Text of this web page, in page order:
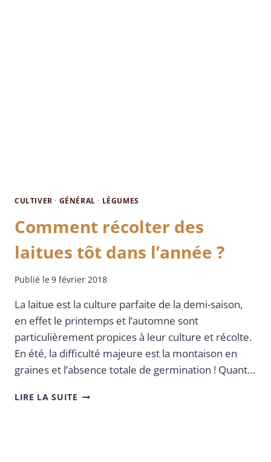
CULTIVER · GÉNÉRAL · LÉGUMES
Comment récolter des
laitues tôt dans l’année ?
Publié le9 février 2018
La laitue est la culture parfaite de la demi-saison,
en effet le printemps et l’automne sont
particulièrement propices à leur culture et récolte.
En été, la difficulté majeure est la montaison en
graines et l’absence totale de germination ! Quant…
LIRE LA SUITE